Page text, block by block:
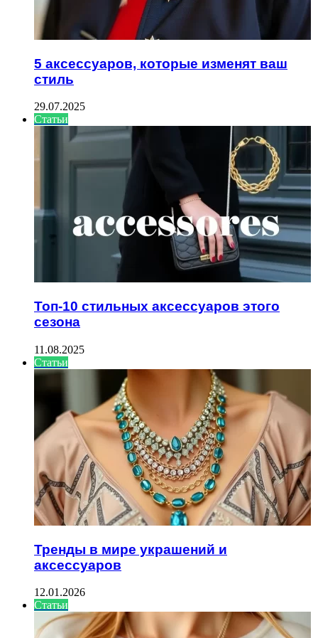
5 аксессуаров, которые изменят ваш
стиль
29.07.2025
Статьи
Топ-10 стильных аксессуаров этого
сезона
11.08.2025
Статьи
Тренды в мире украшений и
аксессуаров
12.01.2026
Статьи